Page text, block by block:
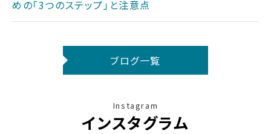
めの「3つのステップ」と注意点
ブログ一覧
Instagram
インスタグラム